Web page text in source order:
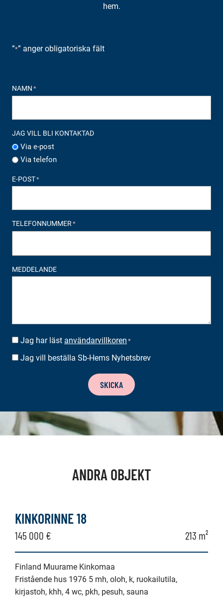
hem.
”*” anger obligatoriska fält
NAMN *
JAG VILL BLI KONTAKTAD
Via e-post
Via telefon
E-POST*
TELEFONNUMMER*
MEDDELANDE
SUOSTUMUS *
Jag har läst användarvillkoren *
BESTÄLLA
Jag vill beställa Sb-Hems Nyhetsbrev
SKICKA
ANDRA OBJEKT
KINKORINNE 18
145 000 € 213 m²
Finland Muurame Kinkomaa
Fristående hus 1976 5 mh, oloh, k, ruokailutila,
kirjastoh, khh, 4 wc, pkh, pesuh, sauna